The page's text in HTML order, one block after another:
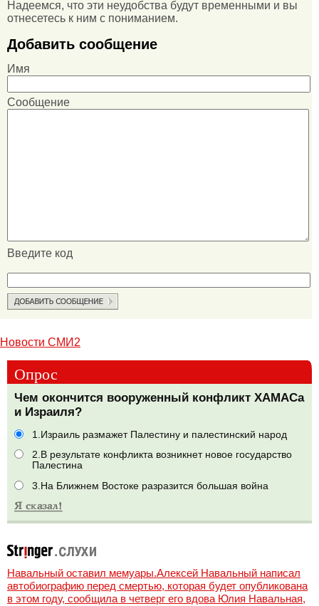
Надеемся, что эти неудобства будут временными и вы
отнесетесь к ним с пониманием.
Добавить сообщение
Имя
Сообщение
Введите код
Новости СМИ2
Опрос
Чем окончится вооруженный конфликт ХАМАСа
и Израиля?
1.Израиль размажет Палестину и палестинский народ
2.В результате конфликта возникнет новое государство
Палестина
3.На Ближнем Востоке разразится большая война
Навальный оставил мемуары.Алексей Навальный написал
автобиографию перед смертью, которая будет опубликована
в этом году, сообщила в четверг его вдова Юлия Навальная,